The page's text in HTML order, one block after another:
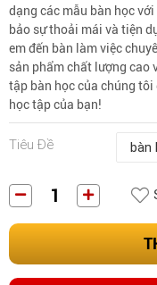
dạng các mẫu bàn học
bảo sự thoải mái và tiện
em đến bàn làm việc
sản phẩm chất lượng cao
tập bàn học của chúng
học tập của bạn!
Tiêu Đề bàn